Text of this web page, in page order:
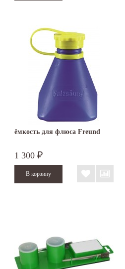
ёмкость для флюса Freund
1 300 ₽